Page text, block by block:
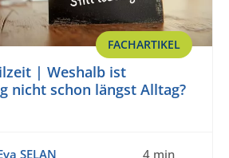
FACHARTIKEL
| Weshalb ist
nicht schon längst Alltag?
SELAN 4 min